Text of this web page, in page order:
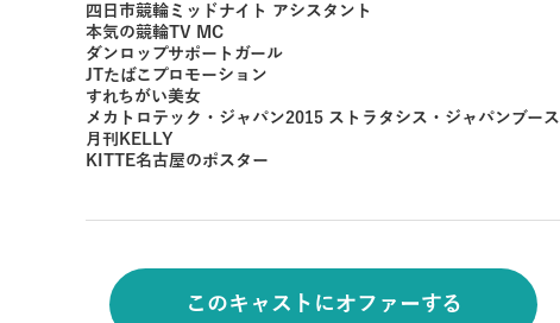
四日市競輪ミッドナイト アシスタント
本気の競輪TV MC
ダンロップサポートガール
JTたばこプロモーション
すれちがい美女
メカトロテック・ジャパン2015 ストラタシス・ジャパンブース
月刊KELLY
KITTE名古屋のポスター
このキャストにオファーする